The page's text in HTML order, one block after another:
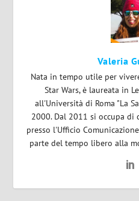
Valeria
Nata in tempo utile per
Star Wars, è laureata in
all'Università di Roma "La
2000. Dal 2011 si occupa di
presso l'Ufficio
parte del tempo libero alla